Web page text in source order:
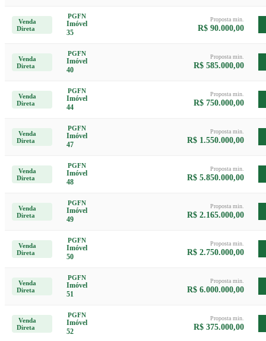
Venda
Direta
PGFN
Imóvel
35
Proposta min.
R$ 90.000,00
Venda
Direta
PGFN
Imóvel
40
Proposta min.
R$ 585.000,00
Venda
Direta
PGFN
Imóvel
44
Proposta min.
R$ 750.000,00
Venda
Direta
PGFN
Imóvel
47
Proposta min.
R$ 1.550.000,00
Venda
Direta
PGFN
Imóvel
48
Proposta min.
R$ 5.850.000,00
Venda
Direta
PGFN
Imóvel
49
Proposta min.
R$ 2.165.000,00
Venda
Direta
PGFN
Imóvel
50
Proposta min.
R$ 2.750.000,00
Venda
Direta
PGFN
Imóvel
51
Proposta min.
R$ 6.000.000,00
Venda
Direta
PGFN
Imóvel
52
Proposta min.
R$ 375.000,00